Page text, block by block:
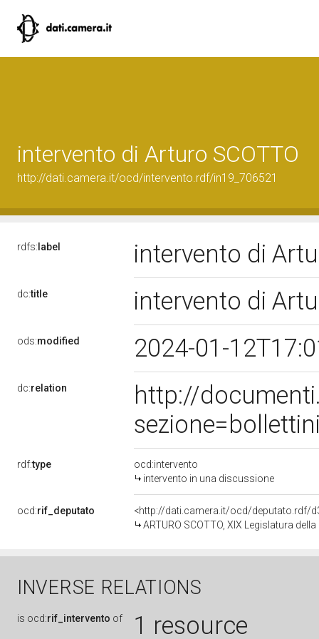
intervento di Arturo SCOTTO
http://dati.camera.it/ocd/intervento.rdf/in19_706521
rdfs: label intervento di
dc:title intervento di
ods:modified 2024-01-
dc:relation
http://
rdf:type
ocd:intervento
intervento in una discussione
ocd:rif_deputato
<http://dati.camera.it/ocd/deputato.rdf/
ARTURO SCOTTO, XIX Legislatura
INVERSE RELATIONS
is ocd:rif_intervento of 1 resource